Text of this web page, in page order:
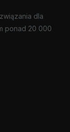
dla
ponad 20 000